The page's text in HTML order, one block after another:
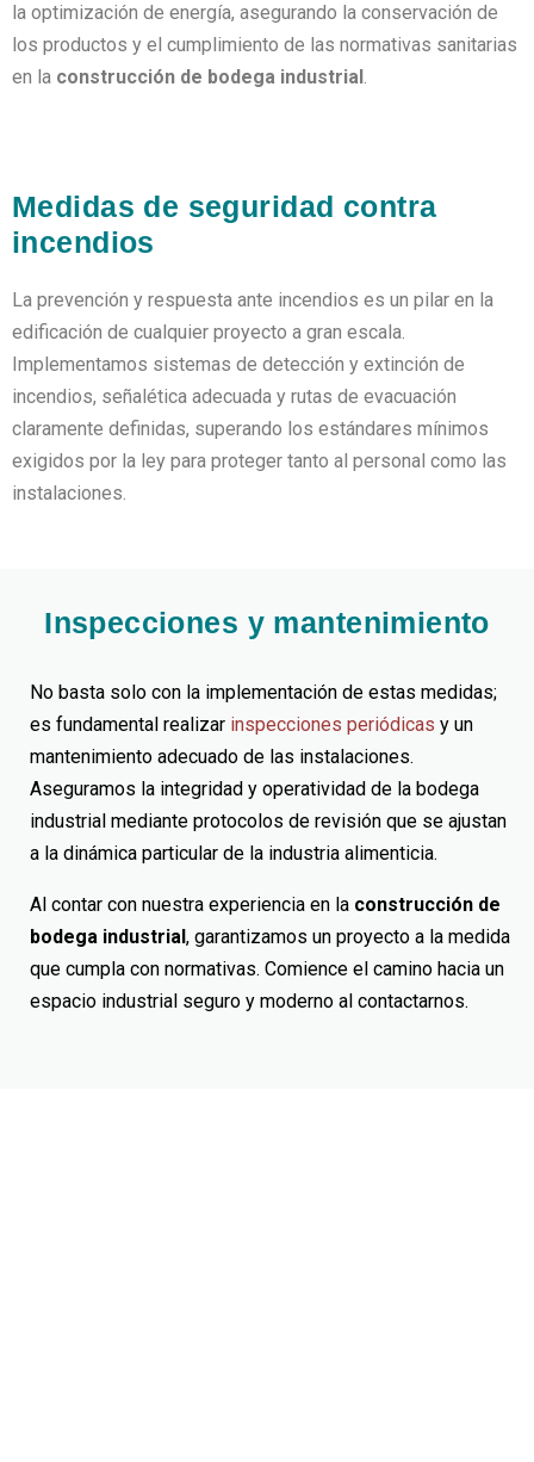
la optimización de energía, asegurando la conservación de
los productos y el cumplimiento de las normativas sanitarias
en la construcción de bodega industrial.
Medidas de seguridad contra
incendios
La prevención y respuesta ante incendios es un pilar en la
edificación de cualquier proyecto a gran escala.
Implementamos sistemas de detección y extinción de
incendios, señalética adecuada y rutas de evacuación
claramente definidas, superando los estándares mínimos
exigidos por la ley para proteger tanto al personal como las
instalaciones.
Inspecciones y mantenimiento
No basta solo con la implementación de estas medidas;
es fundamental realizar inspecciones periódicas y un
mantenimiento adecuado de las instalaciones.
Aseguramos la integridad y operatividad de la bodega
industrial mediante protocolos de revisión que se ajustan
a la dinámica particular de la industria alimenticia.
Al contar con nuestra experiencia en la construcción de
bodega industrial, garantizamos un proyecto a la medida
que cumpla con normativas. Comience el camino hacia un
espacio industrial seguro y moderno al contactarnos.